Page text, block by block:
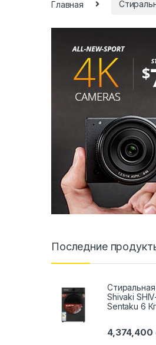
Главная
Последние
Shivaki
Sentaku 6
4,374,400